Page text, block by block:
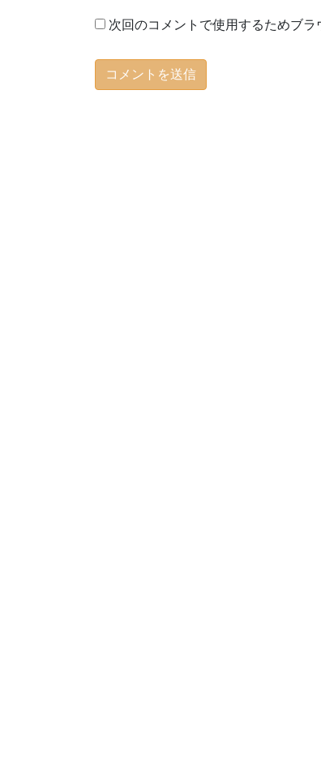
次回のコメントで使用するためブ